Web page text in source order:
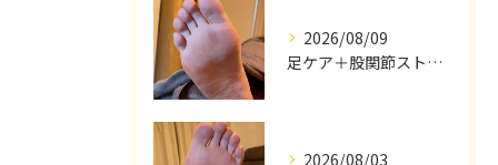
2026/08/09
足ケア＋股関節ストレッチ込み身体整えケアでスッキリ♪
2026/08/03